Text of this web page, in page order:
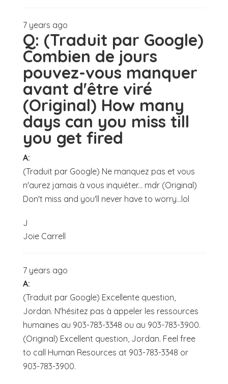
7 years ago
Q: (Traduit par Google)
Combien de jours
pouvez-vous manquer
avant d'être viré
(Original) How many
days can you miss till
you get fired
A:
(Traduit par Google) Ne manquez pas et vous
n'aurez jamais à vous inquiéter... mdr (Original)
Don't miss and you'll never have to worry...lol
J
Joie Carrell
7 years ago
A:
(Traduit par Google) Excellente question,
Jordan. N'hésitez pas à appeler les ressources
humaines au 903-783-3348 ou au 903-783-3900.
(Original) Excellent question, Jordan. Feel free
to call Human Resources at 903-783-3348 or
903-783-3900.